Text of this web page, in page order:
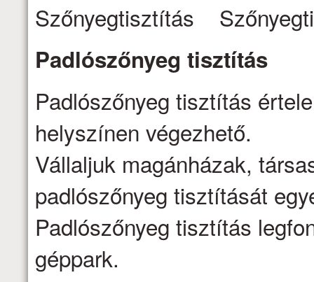
Szőnyegtisztítás
Padlószőnyeg tisztítás
Padlószőnyeg tisztítás
helyszínen végezhető.
Vállaljuk magánházak,
padlószőnyeg tisztítását
Padlószőnyeg tisztítás
géppark.